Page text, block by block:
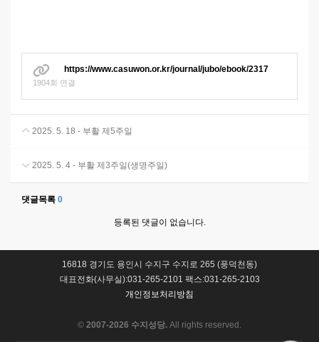
https://www.casuwon.or.kr/journal/jubo/ebook/2317
1904회 연결
2025. 5. 18 - 부활 제5주일
2025. 5. 4 - 부활 제3주일(생명주일)
댓글목록 0
등록된 댓글이 없습니다.
16818 경기도 용인시 수지구 수지로 265 (풍덕천동)
대표전화(사무실):031-265-2101 팩스:031-265-2103
개인정보처리방침
© 2007-2026 수지성당. All rights reserved.